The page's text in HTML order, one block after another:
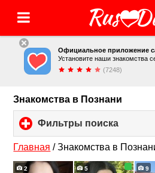
Официальное приложение
Установите наши знакомства
(7248)
Знакомства в Познани
Фильтры поиска
to
expand
Главная /Знакомства в
2 5 9